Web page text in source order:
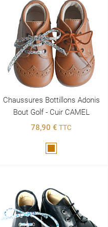
Chaussures Bottillons Adonis
Bout Golf - Cuir CAMEL
78,90 € TTC